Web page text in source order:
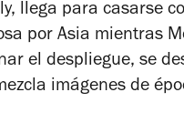
llega para casarse
por Asia mientras
el despliegue, se
imágenes de